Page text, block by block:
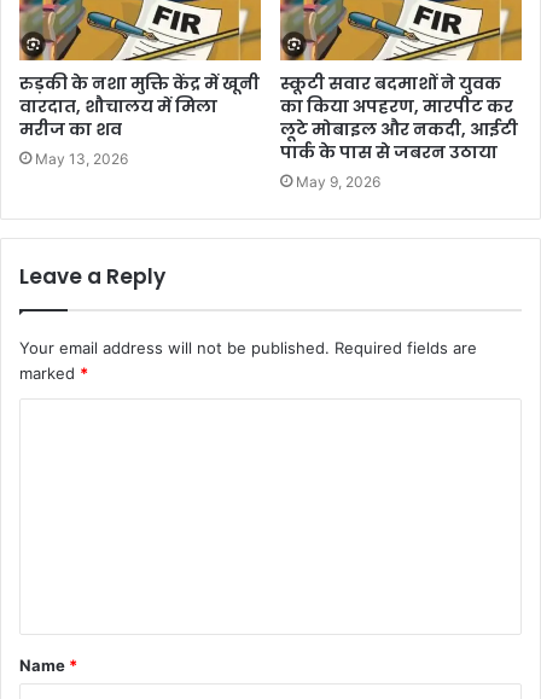
रुड़की के नशा मुक्ति केंद्र में खूनी
वारदात, शौचालय में मिला
मरीज का शव
May 13, 2026
स्कूटी सवार बदमाशों ने युवक
का किया अपहरण, मारपीट कर
लूटे मोबाइल और नकदी, आईटी
पार्क के पास से जबरन उठाया
May 9, 2026
Leave a Reply
Your email address will not be published. Required fields are
marked *
t
*
Name *